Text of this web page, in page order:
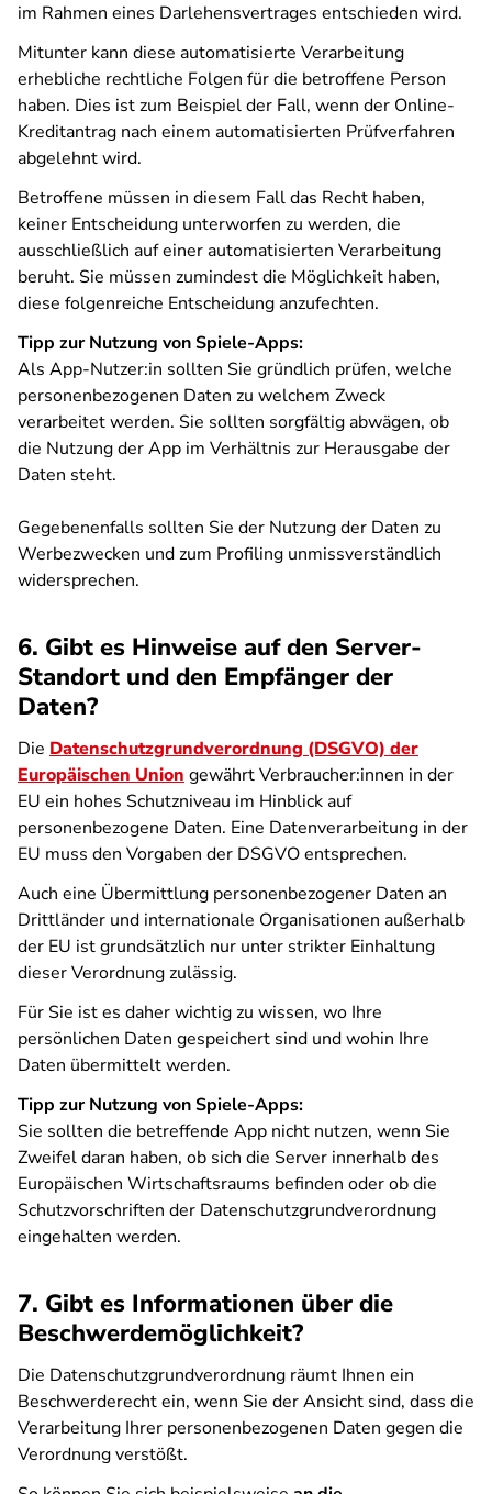
im Rahmen eines Darlehensvertrages entschieden wird.
Mitunter kann diese automatisierte Verarbeitung
erhebliche rechtliche Folgen für die betroffene Person
haben. Dies ist zum Beispiel der Fall, wenn der Online-
Kreditantrag nach einem automatisierten Prüfverfahren
abgelehnt wird.
Betroffene müssen in diesem Fall das Recht haben,
keiner Entscheidung unterworfen zu werden, die
ausschließlich auf einer automatisierten Verarbeitung
beruht. Sie müssen zumindest die Möglichkeit haben,
diese folgenreiche Entscheidung anzufechten.
Tipp zur Nutzung von Spiele-Apps:
Als App-Nutzer:in sollten Sie gründlich prüfen, welche
personenbezogenen Daten zu welchem Zweck
verarbeitet werden. Sie sollten sorgfältig abwägen, ob
die Nutzung der App im Verhältnis zur Herausgabe der
Daten steht.
Gegebenenfalls sollten Sie der Nutzung der Daten zu
Werbezwecken und zum Profiling unmissverständlich
widersprechen.
6. Gibt es Hinweise auf den Server-
Standort und den Empfänger der
Daten?
Die Datenschutzgrundverordnung (DSGVO) der
Europäischen Union gewährt Verbraucher:innen in der
EU ein hohes Schutzniveau im Hinblick auf
personenbezogene Daten. Eine Datenverarbeitung in der
EU muss den Vorgaben der DSGVO entsprechen.
Auch eine Übermittlung personenbezogener Daten an
Drittländer und internationale Organisationen außerhalb
der EU ist grundsätzlich nur unter strikter Einhaltung
dieser Verordnung zulässig.
Für Sie ist es daher wichtig zu wissen, wo Ihre
persönlichen Daten gespeichert sind und wohin Ihre
Daten übermittelt werden.
Tipp zur Nutzung von Spiele-Apps:
Sie sollten die betreffende App nicht nutzen, wenn Sie
Zweifel daran haben, ob sich die Server innerhalb des
Europäischen Wirtschaftsraums befinden oder ob die
Schutzvorschriften der Datenschutzgrundverordnung
eingehalten werden.
7. Gibt es Informationen über die
Beschwerdemöglichkeit?
Die Datenschutzgrundverordnung räumt Ihnen ein
Beschwerderecht ein, wenn Sie der Ansicht sind, dass die
Verarbeitung Ihrer personenbezogenen Daten gegen die
Verordnung verstößt.